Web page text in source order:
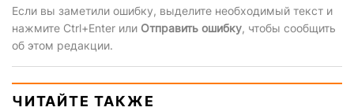
Если вы заметили ошибку, выделите необходимый текст и
нажмите Ctrl+Enter или Отправить ошибку, чтобы сообщить
об этом редакции.
ЧИТАЙТЕ ТАКЖЕ